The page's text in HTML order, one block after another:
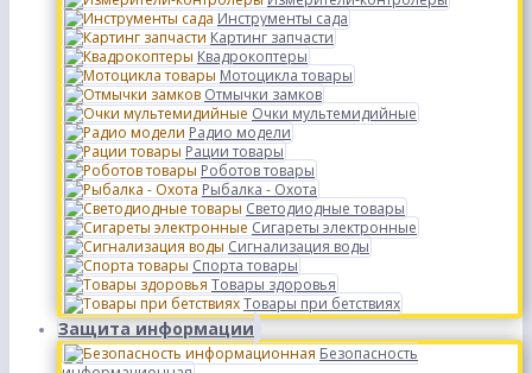
Инструменты сада
Картинг запчасти
Квадрокоптеры
Мотоцикла товары
Отмычки замков
Очки мультемидийные
Радио модели
Рации товары
Роботов товары
Рыбалка - Охота
Светодиодные товары
Сигареты электронные
Сигнализация воды
Спорта товары
Товары здоровья
Товары при бетствиях
Защита информации
Безопасность